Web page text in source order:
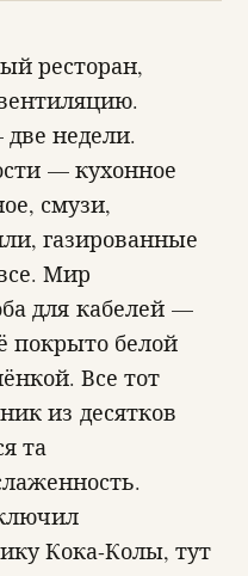
ресторан,
недели.
— кухонное
смузи,
газированные
Мир
для кабелей —
покрыто белой
Все тот
из десятков
та
Кока-Колы, тут